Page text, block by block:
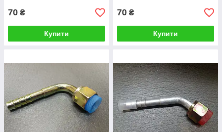
70 ₴
Купити
70 ₴
Купити